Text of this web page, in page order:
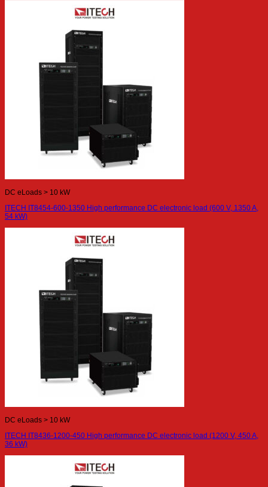
DC eLoads > 10 kW
ITECH IT8454-600-1350 High performance DC electronic load (600 V, 1350 A,
54 kW)
DC eLoads > 10 kW
ITECH IT8436-1200-450 High performance DC electronic load (1200 V, 450 A,
36 kW)